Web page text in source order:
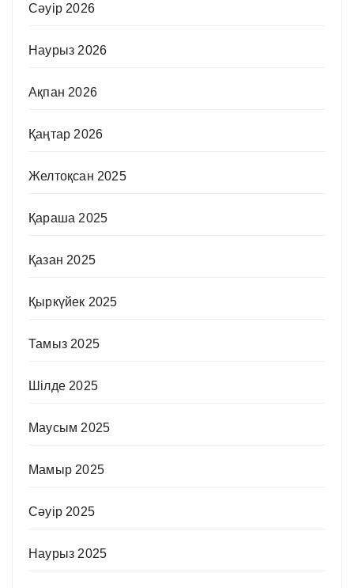
Сәуір 2026
Наурыз 2026
Ақпан 2026
Қаңтар 2026
Желтоқсан 2025
Қараша 2025
Қазан 2025
Қыркүйек 2025
Тамыз 2025
Шілде 2025
Маусым 2025
Мамыр 2025
Сәуір 2025
Наурыз 2025